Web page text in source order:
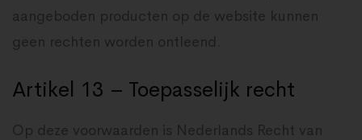
aangeboden producten op de website kunnen
geen rechten worden ontleend.
Artikel 13 – Toepasselijk recht
Op deze voorwaarden is Nederlands Recht van